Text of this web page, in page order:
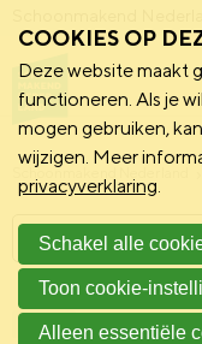
Schoonmakend Nederland
Praktijk 22 mei 2026
Menu
COOKIES OP
Deze website maakt
functioneren. Als je
mogen gebruiken,
wijzigen. Meer
privacyverklaring.
Schakel alle
Toon cookie-
Alleen essentiële